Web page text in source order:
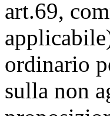
art.69,
ordinario
sulla non